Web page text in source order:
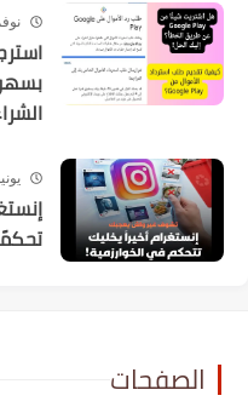
نوفمبر 27, 2025
الشراء
يونيو 28, 2026
الصفحات